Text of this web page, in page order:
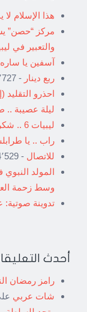
هذا الإسلام لا
مركز “حصن”
والتعبير في
آسفين يا ساره
ربع دينار - 37٬727 views
احذرو
ليلة عصيبة .. طريق
ليبيات 6 .. شكراً للأزلام
راب .. يا
للاتصال - 24٬529 views
المولد
وسط زحمة
تدوينة
أحدث
رامز رمضان
شات عربي